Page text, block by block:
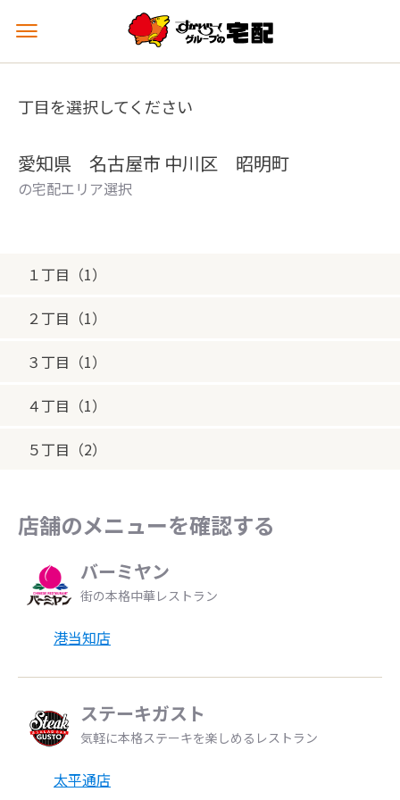
メ
ュ
を
丁目を選択してください
愛知県 名古屋市 中川区 昭明町
の宅配エリア選択
１丁目（1）
２丁目（1）
３丁目（1）
４丁目（1）
５丁目（2）
店舗のメニューを確認する
バーミヤン
街の本格中華レストラン
港当知店
ステーキガスト
気軽に本格ステーキを楽しめるレストラン
太平通店